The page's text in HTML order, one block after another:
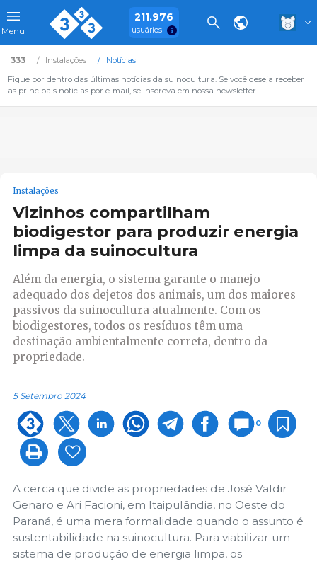
Menu
211.976
usuários
333 Instalações
Notícias
Fique por dentro das últimas notícias da suinocultura. Se você deseja receber
as principais notícias por e-mail, se inscreva em nossa newsletter.
Instalações
Vizinhos compartilham
biodigestor para produzir energia
limpa da suinocultura
Além da energia, o sistema garante o manejo
adequado dos dejetos dos animais, um dos maiores
passivos da suinocultura atualmente. Com os
biodigestores, todos os resíduos têm uma
destinação ambientalmente correta, dentro da
propriedade.
5 Setembro 2024
0
A cerca que divide as propriedades de José Valdir
Genaro e Ari Facioni, em Itaipulândia, no Oeste do
Paraná, é uma mera formalidade quando o assunto é
sustentabilidade na suinocultura. Para viabilizar um
sistema de produção de energia limpa, os